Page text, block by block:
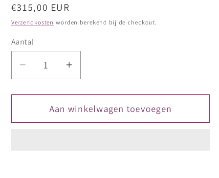
Normale
prijs
€315,00 EUR
Verzendkosten worden berekend bij de checkout.
Aantal
Aantal
verlagen
voor
SHEMAX
STYLE
Aantal
verhogen
voor
SHEMAX
STYLE
Aan winkelwagen toevoegen